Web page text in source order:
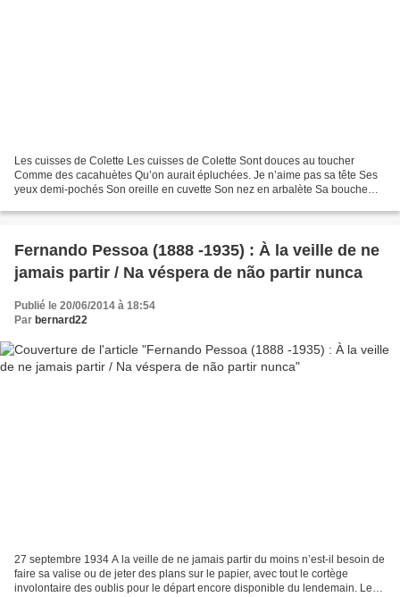
Les cuisses de Colette Les cuisses de Colette Sont douces au toucher
Comme des cacahuètes Qu’on aurait épluchées. Je n’aime pas sa tête Ses
yeux demi-pochés Son oreille en cuvette Son nez en arbalète Sa bouche
Fernando Pessoa (1888 -1935) : À la veille de ne
jamais partir / Na véspera de não partir nunca
Publié le 20/06/2014 à 18:54
Par bernard22
27 septembre 1934 A la veille de ne jamais partir du moins n’est-il besoin de
faire sa valise ou de jeter des plans sur le papier, avec tout le cortège
involontaire des oublis pour le départ encore disponible du lendemain. Le